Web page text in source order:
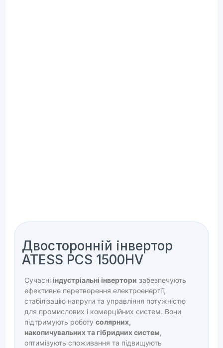
Двосторонній інвертор
ATESS PCS 1500HV
Сучасні індустріальні інвертори забезпечують
ефективне перетворення електроенергії,
стабілізацію напруги та управління потужністю
для промислових і комерційних систем. Вони
підтримують роботусолярних,
накопичувальних та гібридних систем,
оптимізують споживання та підвищують